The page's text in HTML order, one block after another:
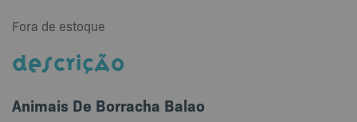
Fora de estoque
DESCRIÇÃO
Animais De Borracha Balao